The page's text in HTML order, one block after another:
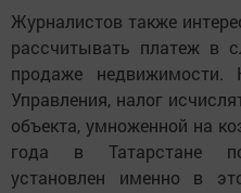
Журналистов также
рассчитывать платеж в
продаже недвижимости.
Управления, налог
объекта, умноженной на
года в Татарстане
установлен именно в